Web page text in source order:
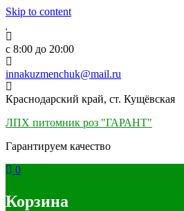
Skip to content
c 8:00 до 20:00
innakuzmenchuk@mail.ru
Краснодарский край, ст. Кущёвская
ЛПХ питомник роз "ГАРАНТ"
Гарантируем качество
0
Корзина